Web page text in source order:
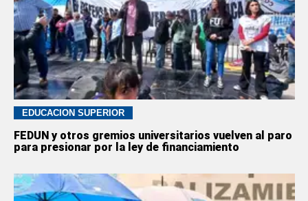
EDUCACION SUPERIOR
FEDUN y otros gremios universitarios vuelven al paro
para presionar por la ley de financiamiento